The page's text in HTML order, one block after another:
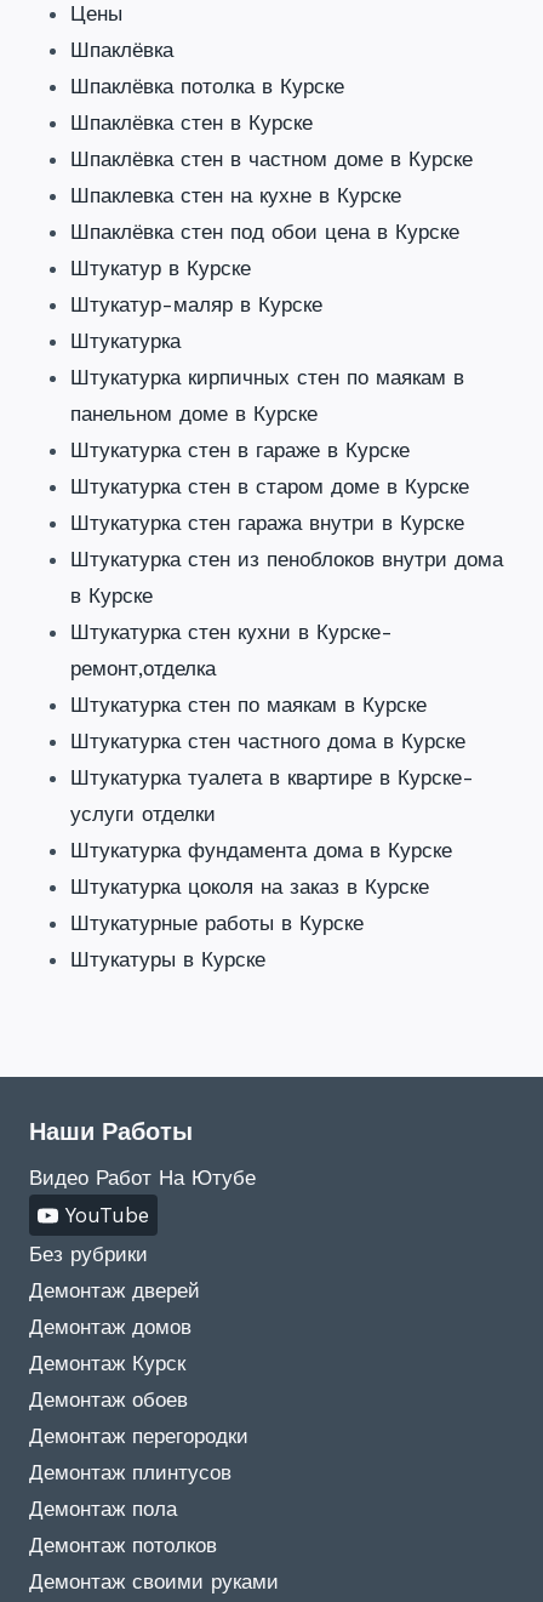
Цены
Шпаклёвка
Шпаклёвка потолка в Курске
Шпаклёвка стен в Курске
Шпаклёвка стен в частном доме в Курске
Шпаклевка стен на кухне в Курске
Шпаклёвка стен под обои цена в Курске
Штукатур в Курске
Штукатур-маляр в Курске
Штукатурка
Штукатурка кирпичных стен по маякам в
панельном доме в Курске
Штукатурка стен в гараже в Курске
Штукатурка стен в старом доме в Курске
Штукатурка стен гаража внутри в Курске
Штукатурка стен из пеноблоков внутри дома
в Курске
Штукатурка стен кухни в Курске-
ремонт,отделка
Штукатурка стен по маякам в Курске
Штукатурка стен частного дома в Курске
Штукатурка туалета в квартире в Курске-
услуги отделки
Штукатурка фундамента дома в Курске
Штукатурка цоколя на заказ в Курске
Штукатурные работы в Курске
Штукатуры в Курске
Наши Работы
Видео Работ На Ютубе
YouTube
Без рубрики
Демонтаж дверей
Демонтаж домов
Демонтаж Курск
Демонтаж обоев
Демонтаж перегородки
Демонтаж плинтусов
Демонтаж пола
Демонтаж потолков
Демонтаж своими руками